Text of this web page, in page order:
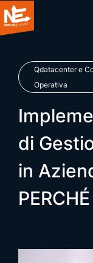
Home
Cosa
Prodotti
Blog
Qdatacenter e
Operativa
di
in